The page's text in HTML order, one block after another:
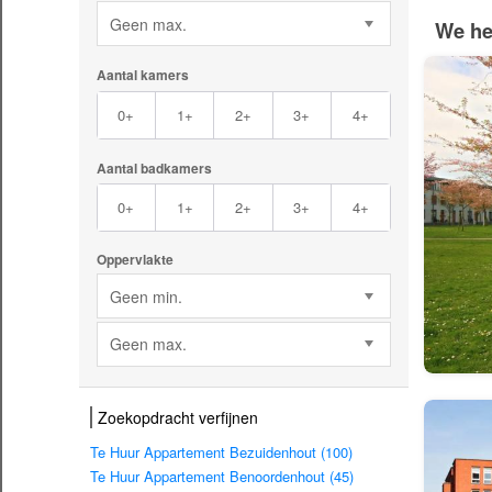
Geen max.
Aantal kamers
0+ 1+ 2+ 3+ 4+
Aantal badkamers
0+ 1+ 2+ 3+ 4+
Oppervlakte
Geen min.
Geen max.
Zoekopdracht verfijnen
Te Huur Appartement Bezuidenhout (100)
Te Huur Appartement Benoordenhout (45)
We